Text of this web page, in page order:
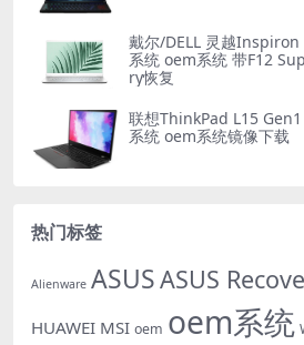
戴尔/DELL 灵越
系统 oem系统 带F12
ry恢复
联想ThinkPad L15
系统 oem系统镜像下载
热门标签
Alienware ASUSASUS
HUAWEI MSI oem oem系统